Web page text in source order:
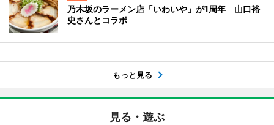
乃木坂のラーメン店「いわいや」が1周年 山口裕
史さんとコラボ
もっと見る
見る・遊ぶ